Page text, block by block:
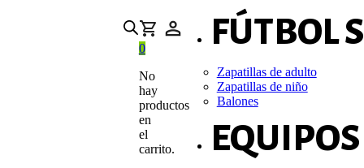
0
No
hay
productos
en
el
carrito.
FÚTBOL
Zapatillas de adulto
Zapatillas de niño
Balones
EQUIPOS